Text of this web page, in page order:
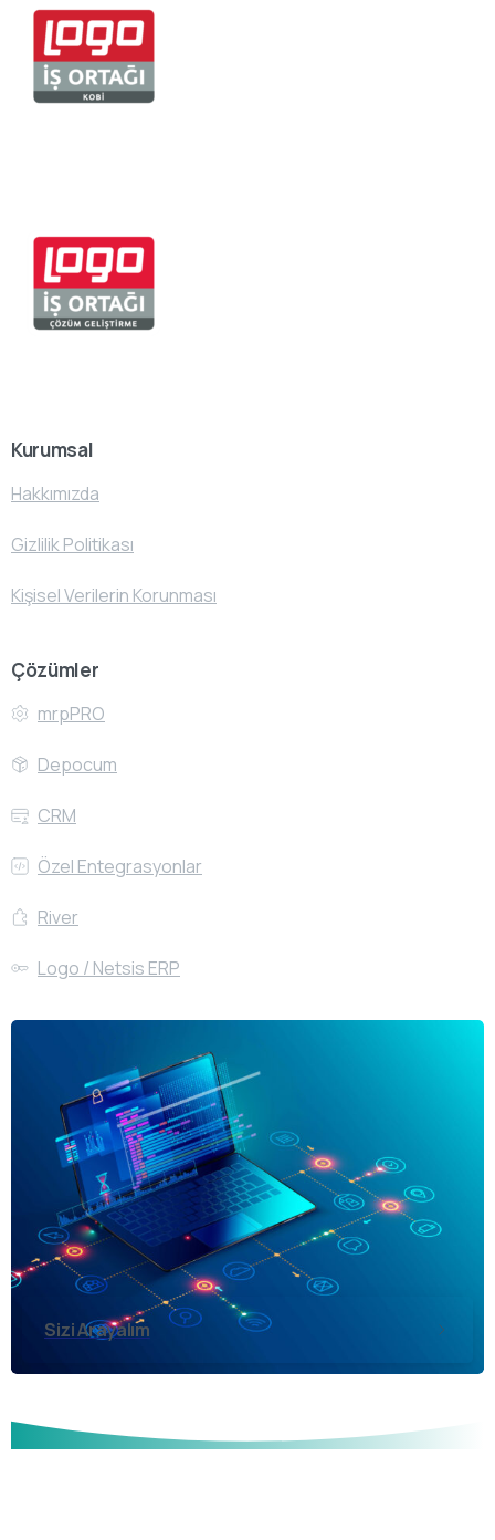
Kurumsal
Hakkımızda
Gizlilik Politikası
Kişisel Verilerin Korunması
Çözümler
mrpPRO
Depocum
CRM
Özel Entegrasyonlar
River
Logo / Netsis ERP
Sizi Arayalım